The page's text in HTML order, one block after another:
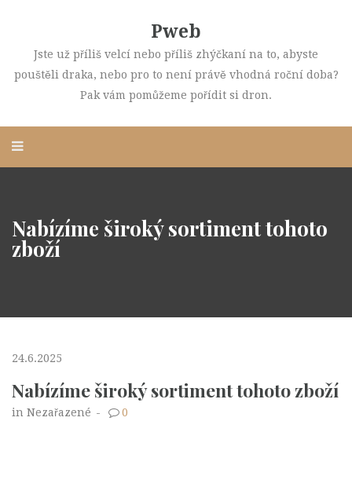
Pweb
Jste už příliš velcí nebo příliš zhýčkaní na to, abyste
pouštěli draka, nebo pro to není právě vhodná roční doba?
Pak vám pomůžeme pořídit si dron.
Nabízíme široký sortiment tohoto
zboží
24.6.2025
Nabízíme široký sortiment tohoto zboží
in Nezařazené - 0